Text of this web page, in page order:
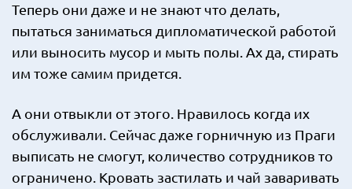
Теперь они даже и не знают что делать,
пытаться заниматься дипломатической работой
или выносить мусор и мыть полы. Ах да, стирать
им тоже самим придется.
А они отвыкли от этого. Нравилось когда их
обслуживали. Сейчас даже горничную из Праги
выписать не смогут, количество сотрудников то
ограничено. Кровать застилать и чай заваривать